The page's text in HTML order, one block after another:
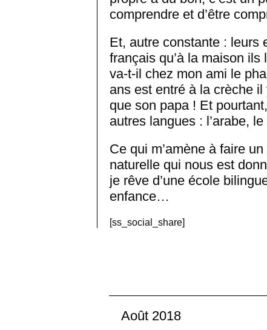
comprendre et d’être
Et, autre constante : leurs
français qu’à la maison ils
va-t-il chez mon ami le
ans est entré à la crèche
que son papa ! Et
autres langues : l’arabe,
Ce qui m’amène à faire
naturelle qui nous est
je rêve d’une école
enfance…
[ss_social_share]
Août 2018